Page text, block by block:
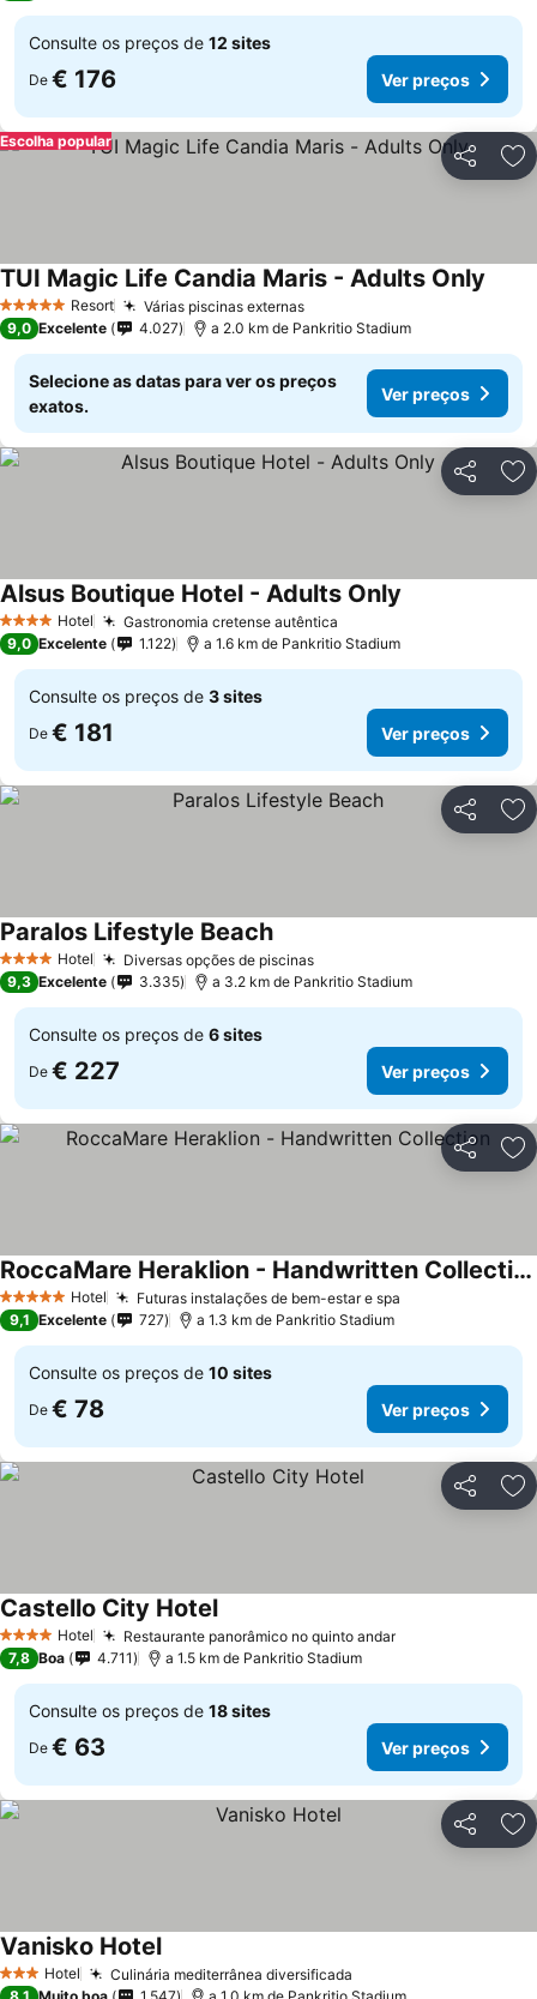
Consulte os preços de 12 sites
De € 176 Ver preços
Partilhar
Escolha popular
5 Estrelas Resort Várias piscinas externasVer preços
TUI Magic Life Candia Maris - Adults Only
9,0 Excelente 4.027 a 2.0 km de Pankritio Stadium
Selecione as datas para ver os preços
exatos.
Ver preços
Partilhar
4 EstrelasHotel Gastronomia cretense autêntica
Alsus Boutique Hotel - Adults Only
9,0 Excelente 1.122 a 1.6 km de Pankritio Stadium
Consulte os preços de 3 sites
De € 181 Ver preços
Partilhar
4 EstrelasHotel Diversas opções de piscinasVer preços
Paralos Lifestyle BeachVer preços
9,3 Excelente 3.335 a 3.2 km de Pankritio Stadium
Consulte os preços de 6 sites
De € 227 Ver preços
Partilhar
5 Estrelas Hotel Futuras instalações de bem-estar e spa
RoccaMare Heraklion - Handwritten Collection
Ver preços
9,1 Excelente 727 a 1.3 km de Pankritio Stadium
Consulte os preços de 10 sites
De € 78 Ver preços
Partilhar
4 EstrelasHotel Restaurante panorâmico no quinto andarVer preços
Castello City HotelVer preços
7,8 Boa 4.711 a 1.5 km de Pankritio Stadium
Consulte os preços de 18 sites
De € 63 Ver preços
Partilhar
3 EstrelasHotel Culinária mediterrânea diversificada
Vanisko HotelVer preços